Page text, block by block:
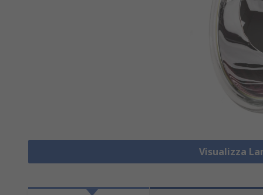
Visualizza